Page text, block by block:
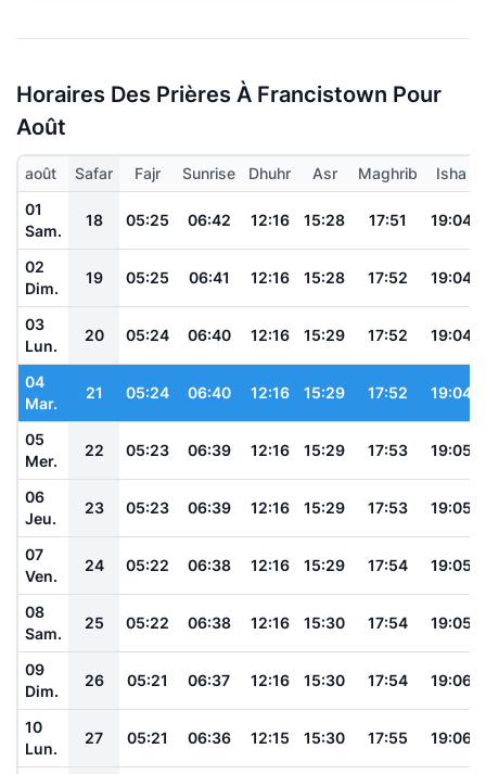
Horaires Des Prières À Francistown Pour
Août
août Safar Fajr Sunrise Dhuhr Asr Maghrib
Isha
01
Sam.
18 05:25 06:42 12:16 15:28 17:51 19:04
02
Dim.
19 05:25 06:41 12:16 15:28 17:52 19:04
03
Lun.
20 05:24 06:40 12:16 15:29 17:52 19:04
04
Mar.
21 05:24 06:40 12:16 15:29 17:52 19:04
05
Mer.
22 05:23 06:39 12:16 15:29 17:53 19:05
06
Jeu.
23 05:23 06:39 12:16 15:29 17:53 19:05
07
Ven.
24 05:22 06:38 12:16 15:29 17:54 19:05
08
Sam.
25 05:22 06:38 12:16 15:30 17:54 19:05
09
Dim.
26 05:21 06:37 12:16 15:30 17:54 19:06
10
Lun.
27 05:21 06:36 12:15 15:30 17:55 19:06